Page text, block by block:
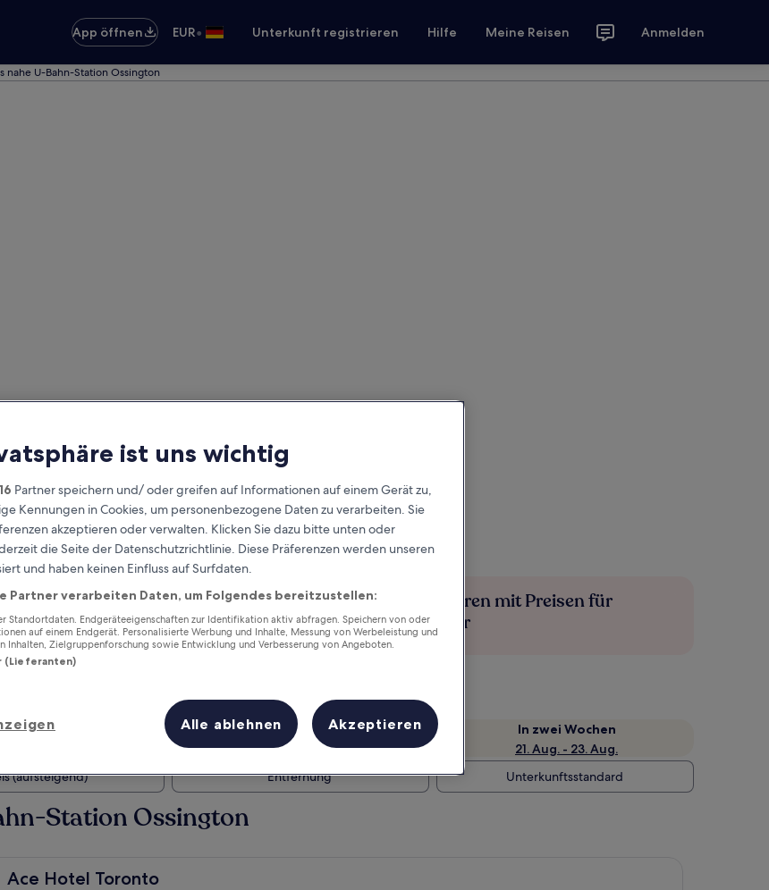
App öffnen
EUR• Unterkunft registrieren Hilfe Meine Reisen Anmelden
nahe U-Bahn-Station Ossington
Verdiene Prämien für jede
wahrgenommene Übernachtung
Mehr sparen mit Preisen für
Mitglieder
Morgen
Nächstes Wochenende
14. Aug. - 16. Aug.
In zwei Wochen
21. Aug. - 23. Aug.
(aufsteigend) Entfernung Unterkunftsstandard
Station Ossington
Ace Hotel Toronto
Ace Hotel Toronto
ist uns wichtig
16 Partner speichern und/ oder greifen auf Informationen auf einem Gerät zu,
Kennungen in Cookies, um personenbezogene Daten zu verarbeiten. Sie
akzeptieren oder verwalten. Klicken Sie dazu bitte unten oder
die Seite der Datenschutzrichtlinie. Diese Präferenzen werden unseren
und haben keinen Einfluss auf Surfdaten.
Partner verarbeiten Daten, um Folgendes bereitzustellen:
Standortdaten. Endgeräteeigenschaften zur Identifikation aktiv abfragen. Speichern von oder
auf einem Endgerät. Personalisierte Werbung und Inhalte, Messung von Werbeleistung und
Inhalten, Zielgruppenforschung sowie Entwicklung und Verbesserung von Angeboten.
(Lieferanten)
Alle ablehnen Akzeptieren